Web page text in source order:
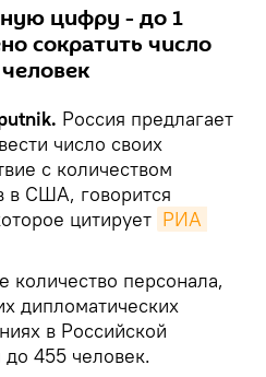
цифру - до 1
сократить число
Россия предлагает
число своих
с количеством
в США, говорится
цитирует РИА
количество персонала,
дипломатических
в Российской
455 человек.